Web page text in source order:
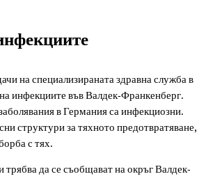
на специализираната здравна служба в
инфекциите във Валдек-Франкенберг.
в Германия са инфекциозни.
структури за тяхното предотвратяване,
с тях.
трябва да се съобщават на окръг Валдек-